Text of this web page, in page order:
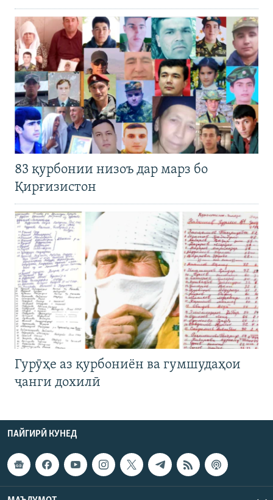
83 қурбонии низоъ дар марз бо
Қирғизистон
Гурӯҳе аз қурбониён ва гумшудаҳои
ҷанги дохилӣ
ПАЙГИРӢ КУНЕД